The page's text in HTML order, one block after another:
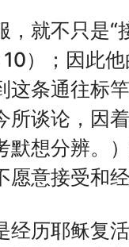
，就不只是“
）；因此
这条通往标
所谈论，因
默想分辨。
愿意接受和
经历耶稣复